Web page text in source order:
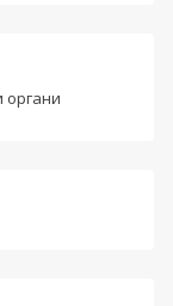
органи